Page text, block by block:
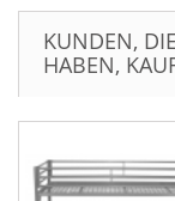
KUNDEN,
HABEN,